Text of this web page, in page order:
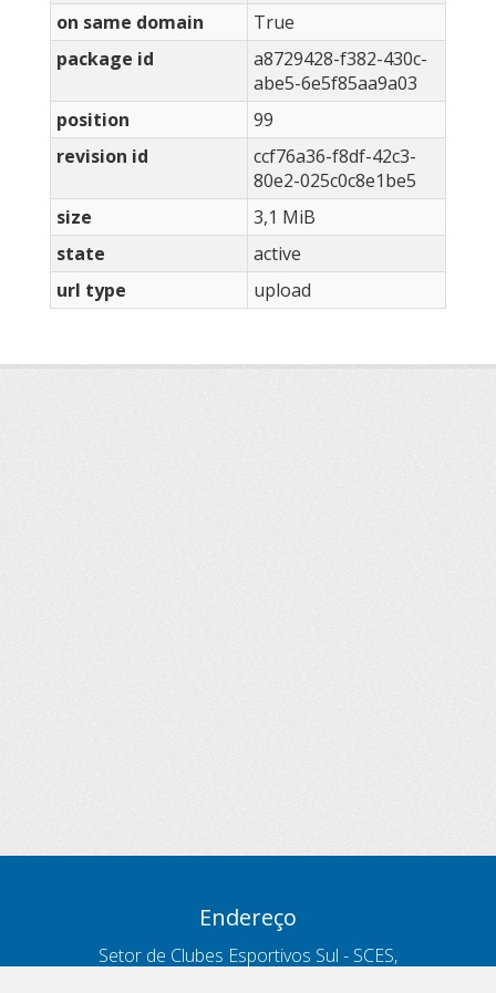
on same domain
True
package id
a8729428-f382-430c-
abe5-6e5f85aa9a03
position
99
revision id
ccf76a36-f8df-42c3-
80e2-025c0c8e1be5
size
3,1 MiB
state
active
url type
upload
Endereço
Setor de Clubes Esportivos Sul - SCES,